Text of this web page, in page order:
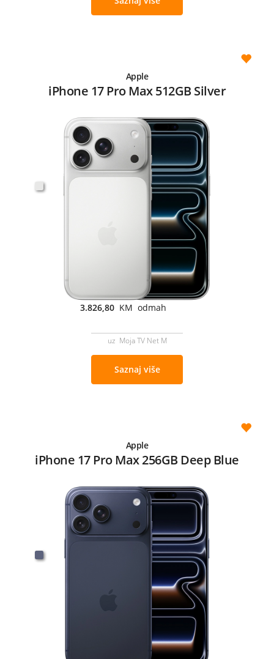
Apple
iPhone 17 Pro Max 512GB Silver
3.826,80 KM odmah
uz Moja TV Net M
Saznaj više
Apple
iPhone 17 Pro Max 256GB Deep Blue